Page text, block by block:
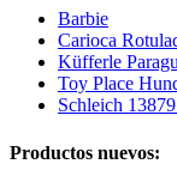
Barbie
Carioca
Küfferle
Toy Place
Schleich
Productos nuevos: